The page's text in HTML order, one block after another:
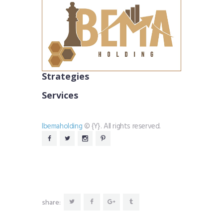
Strategies
Services
Ibemaholding © {Y}. All rights reserved.
share: